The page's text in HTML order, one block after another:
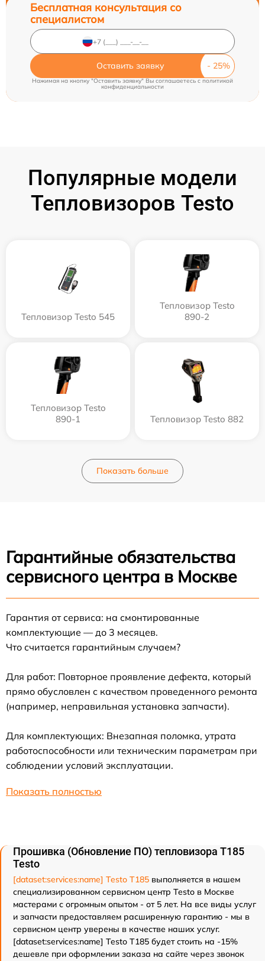
Бесплатная консультация со
специалистом
Оставить заявку
Нажимая на кнопку "Оставить заявку" Вы соглашаетесь c политикой
конфиденциальности
Популярные модели
Тепловизоров Testo
Тепловизор Testo 545
Тепловизор Testo
890-2
Тепловизор Testo
890-1
Тепловизор Testo 882
Показать больше
Гарантийные обязательства
сервисного центра в Москве
Гарантия от сервиса: на смонтированные
комплектующие — до 3 месяцев.
Что считается гарантийным случаем?
Для работ: Повторное проявление дефекта, который
прямо обусловлен с качеством проведенного ремонта
(например, неправильная установка запчасти).
Для комплектующих: Внезапная поломка, утрата
работоспособности или техническим параметрам при
соблюдении условий эксплуатации.
Показать полностью
Прошивка (Обновление ПО) тепловизора T185
Testo
[dataset:services:name] Testo T185 выполняется в нашем
специализированном сервисном центр Testo в Москве
мастерами с огромным опытом - от 5 лет. На все виды услуг
и запчасти предоставляем расширенную гарантию - мы в
сервисном центр уверены в качестве наших услуг.
[dataset:services:name] Testo T185 будет стоить на -15%
дешевле при оформлении заказа на сайте через звонок